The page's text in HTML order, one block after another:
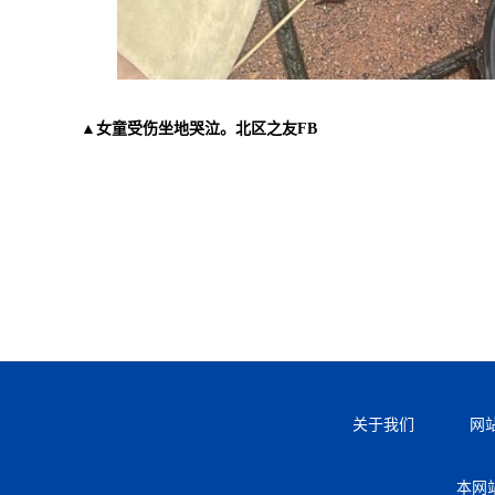
▲女童受伤坐地哭泣。北区之友FB
关于我们 网
本网